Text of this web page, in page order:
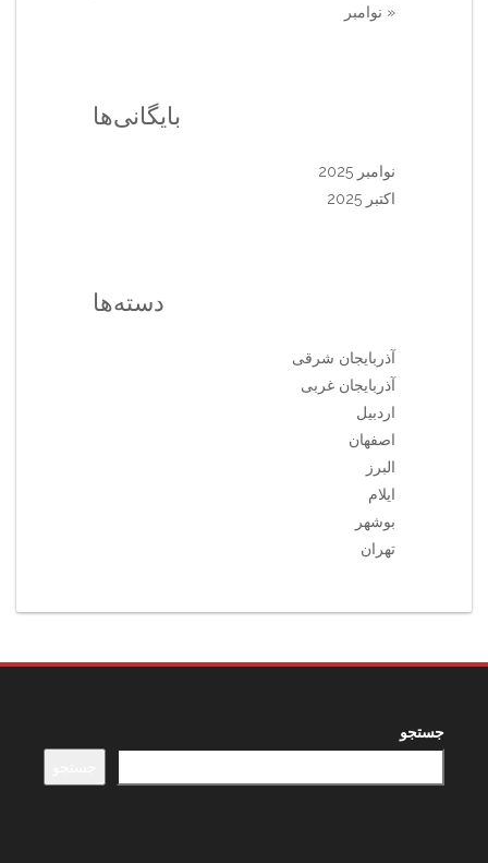
« نوامبر
بایگانی‌ها
نوامبر 2025
اکتبر 2025
دسته‌ها
آذربایجان شرقی
آذربایجان غربی
اردبیل
اصفهان
البرز
ایلام
بوشهر
تهران
جستجو